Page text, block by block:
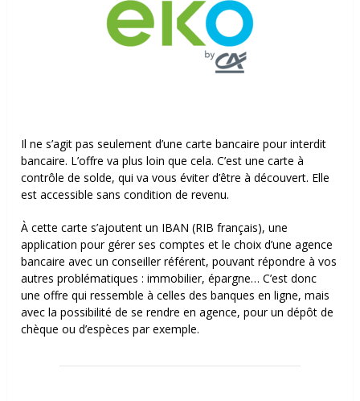
Il ne s’agit pas seulement d’unecarte bancaire pour interdit
bancaire. L’offre va plus loin que cela. C’est une carte à
contrôle de solde, qui va vous éviter d’être à découvert. Elle
est accessible sans condition de revenu.
À cette carte s’ajoutent un IBAN (RIB français), une
application pour gérer ses comptes et le choix d’une agence
bancaire avec un conseiller référent, pouvant répondre à vos
autres problématiques : immobilier, épargne… C’est donc
une offre qui ressemble à celles des banques en ligne, mais
avec la possibilité de se rendre en agence, pour un dépôt de
chèque ou d’espèces par exemple.